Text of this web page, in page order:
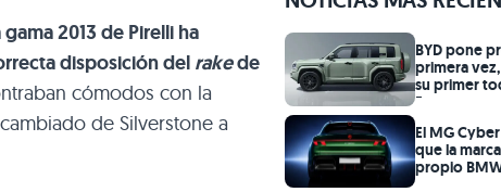
2013 de Pirelli ha
disposición del rakede
cómodos con la
de Silverstone a
BYD pone
primera vez,
su primer
Europa
El MG
que la
propio